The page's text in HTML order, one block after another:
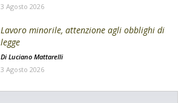
3 Agosto 2026
Lavoro minorile, attenzione agli obblighi di
legge
Di Luciano Mattarelli
3 Agosto 2026